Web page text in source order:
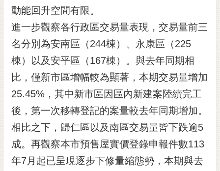
動能回升空間有限。
進一步觀察各行政區交易量表現，交易量前三
名分別為安南區（244棟）、永康區（225
棟）以及安平區（167棟）。與去年同期相
比，僅新市區增幅較為顯著，本期交易量增加
25.45%，其中新市區因區內新建案陸續完工
後，第一次移轉登記的案量較去年同期增加。
相比之下，歸仁區以及南區交易量皆下跌逾5
成。再觀察本市預售屋實價登錄申報件數113
年7月起已呈現逐步下修量縮態勢，本期與去